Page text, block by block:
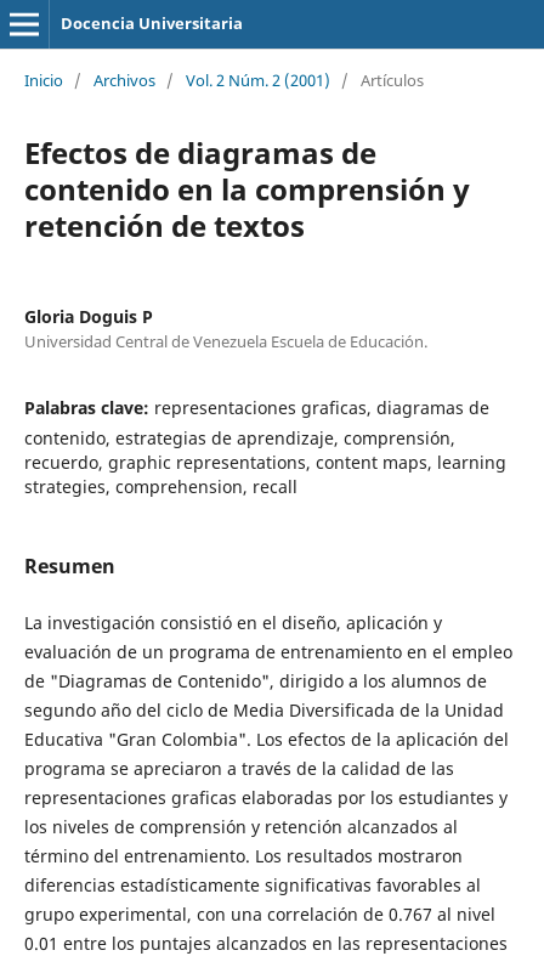
Docencia Universitaria
Inicio / Archivos / Vol. 2 Núm. 2 (2001) / Artículos
Efectos de diagramas de
contenido en la comprensión y
retención de textos
Gloria Doguis P
Universidad Central de Venezuela Escuela de Educación.
Palabras clave: representaciones graficas, diagramas de
contenido, estrategias de aprendizaje, comprensión,
recuerdo, graphic representations, content maps, learning
strategies, comprehension, recall
Resumen
La investigación consistió en el diseño, aplicación y
evaluación de un programa de entrenamiento en el empleo
de "Diagramas de Contenido", dirigido a los alumnos de
segundo año del ciclo de Media Diversificada de la Unidad
Educativa "Gran Colombia". Los efectos de la aplicación del
programa se apreciaron a través de la calidad de las
representaciones graficas elaboradas por los estudiantes y
los niveles de comprensión y retención alcanzados al
término del entrenamiento. Los resultados mostraron
diferencias estadísticamente significativas favorables al
grupo experimental, con una correlación de 0.767 al nivel
0.01 entre los puntajes alcanzados en las representaciones